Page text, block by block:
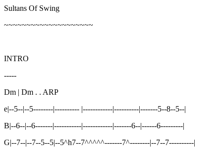
Sultans Of Swing
~~~~~~~~~~~~~~~~~~~~
INTRO
-----
Dm | Dm . . ARP
e|--5--|--5--------|---------- |------------|----------|-------5--8--5--|
B|--6--|--6-------|-----------|------------|-------6--|------6---------|
G|--7--|--7--5--5|--5^h7--7^^^^^-------7^--------|--7--7----------|